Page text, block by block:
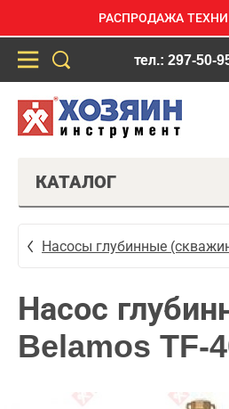
РАСПРОДАЖА
тел.: 297-50-
КАТАЛОГ
Насосы глубинные
Насос
Belamos TF-